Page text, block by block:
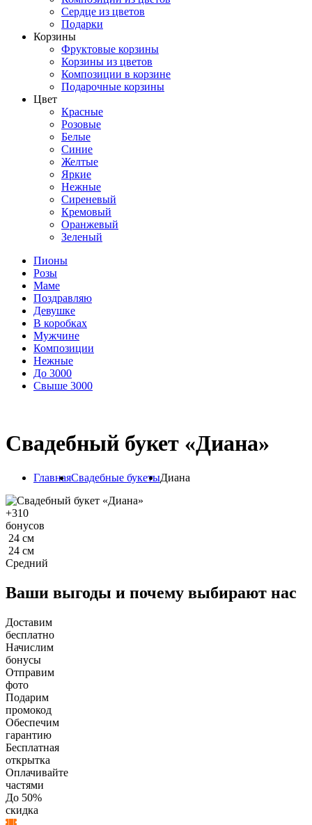
Сердце из цветов
Подарки
Корзины
Фруктовые корзины
Корзины из цветов
Композиции в корзине
Подарочные корзины
Цвет
Красные
Розовые
Белые
Синие
Желтые
Яркие
Нежные
Сиреневый
Кремовый
Оранжевый
Зеленый
Пионы
Розы
Маме
Поздравляю
Девушке
В коробках
Мужчине
Композиции
Нежные
До 3000
Свыше 3000
Свадебный букет «Диана»
ГлавнаяСвадебные букетыДиана
+310
бонусов
24 см
24 см
Средний
Ваши выгоды и почему выбирают нас
Доставим
бесплатно
Начислим
бонусы
Отправим
фото
Подарим
промокод
Обеспечим
гарантию
Бесплатная
открытка
Оплачивайте
частями
До 50%
скидка